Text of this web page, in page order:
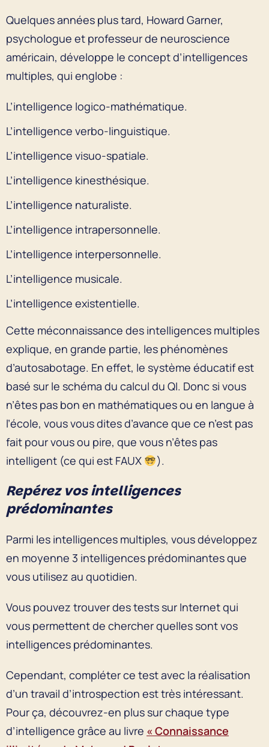
Quelques années plus tard, Howard Garner,
psychologue et professeur de neuroscience
américain, développe le concept d’intelligences
multiples, qui englobe :
L’intelligence logico-mathématique.
L’intelligence verbo-linguistique.
L’intelligence visuo-spatiale.
L’intelligence kinesthésique.
L’intelligence naturaliste.
L’intelligence intrapersonnelle.
L’intelligence interpersonnelle.
L’intelligence musicale.
L’intelligence existentielle.
Cette méconnaissance des intelligences multiples
explique, en grande partie, les phénomènes
d’autosabotage. En effet, le système éducatif est
basé sur le schéma du calcul du QI. Donc si vous
n’êtes pas bon en mathématiques ou en langue à
l’école, vous vous dites d’avance que ce n’est pas
fait pour vous ou pire, que vous n’êtes pas
intelligent (ce qui est FAUX
).
Repérez vos intelligences
prédominantes
Parmi les intelligences multiples, vous développez
en moyenne 3 intelligences prédominantes que
vous utilisez au quotidien.
Vous pouvez trouver des tests sur Internet qui
vous permettent de chercher quelles sont vos
intelligences prédominantes.
Cependant, compléter ce test avec la réalisation
d’un travail d’introspection est très intéressant.
Pour ça, découvrez-en plus sur chaque type
d’intelligence grâce au livre « Connaissance